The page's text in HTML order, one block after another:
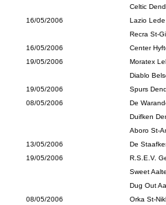
Celtic
16/05/2006
Lazio Lede
Recra St-
16/05/2006
Center
19/05/2006
Moratex
Diablo
19/05/2006
Spurs
08/05/2006
De
Duifken
Aboro St-
13/05/2006
De
19/05/2006
R.S.E.V.
Sweet
Dug Out
08/05/2006
Orka St-